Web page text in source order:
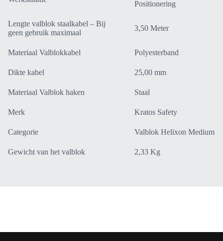
Positionering
Lengte valblok staalkabel – Bij
geen gebruik maximaal
3,50 Meter
Materiaal Valblokkabel Polyesterband
Dikte kabel 25,00 mm
Materiaal Valblok haken Staal
Merk Kratos Safety
Categorie Valblok Helixon Medium
Gewicht van het valblok 2,33 Kg